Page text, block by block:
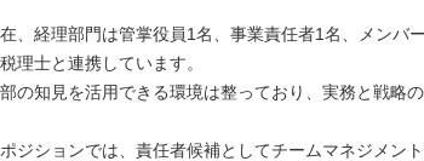
、経理部門は管掌役員1名、事業責任者1名、メンバ
理士と連携しています。
の知見を活用できる環境は整っており、実務と戦略
ジションでは、責任者候補としてチームマネジメン